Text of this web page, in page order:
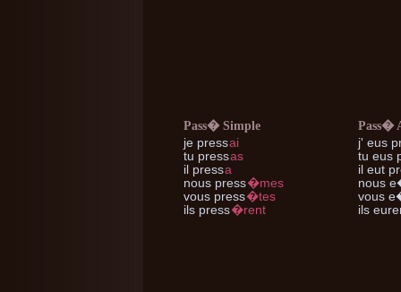
Pass� Simple
je pressai
tu pressas
il pressa
nous press�mes
vous press�tes
ils press�rent
Pass�
j' eus
tu eus
il eut
nous
vous
ils